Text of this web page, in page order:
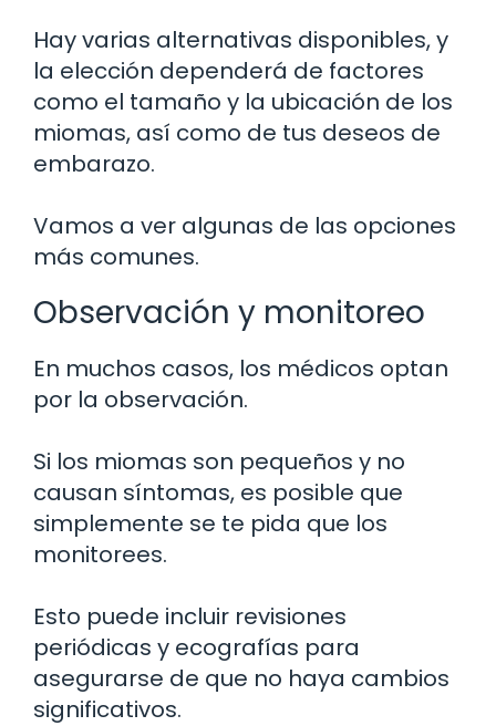
Hay varias alternativas disponibles, y
la elección dependerá de factores
como el tamaño y la ubicación de los
miomas, así como de tus deseos de
embarazo.
Vamos a ver algunas de las opciones
más comunes.
Observación y monitoreo
En muchos casos, los médicos optan
por la observación.
Si los miomas son pequeños y no
causan síntomas, es posible que
simplemente se te pida que los
monitorees.
Esto puede incluir revisiones
periódicas y ecografías para
asegurarse de que no haya cambios
significativos.